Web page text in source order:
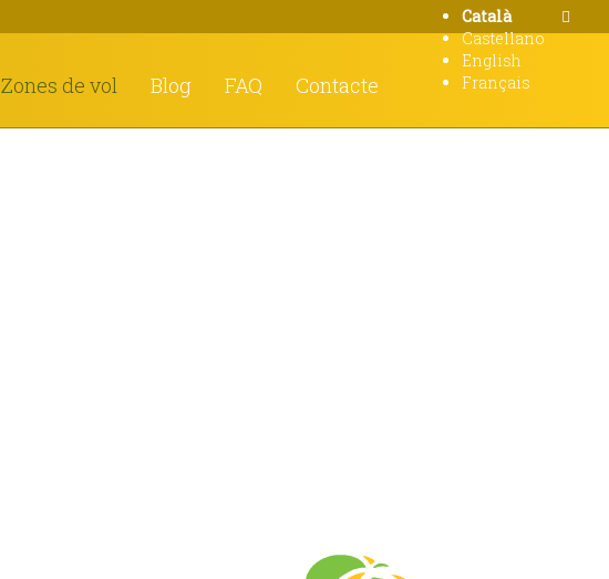
Català
Castellano
English
Français
Zones de vol Blog FAQ Contacte